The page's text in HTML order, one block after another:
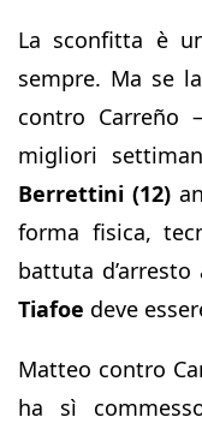
La sconfitta è
sempre. Ma se
contro Carreño
migliori
Berrettini (12)
forma fisica,
battuta
Tiafoe deve
Matteo contro
ha sì